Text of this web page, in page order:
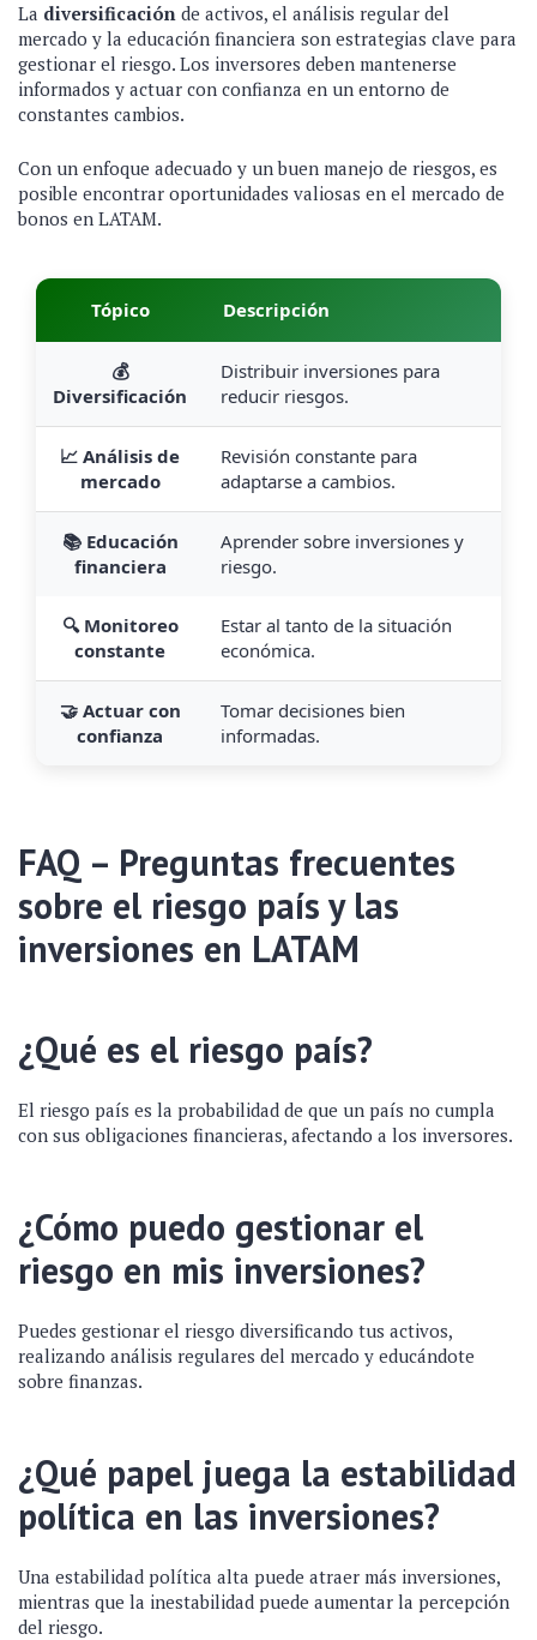
La diversificación de activos, el análisis regular del
mercado y la educación financiera son estrategias clave para
gestionar el riesgo. Los inversores deben mantenerse
informados y actuar con confianza en un entorno de
constantes cambios.
Con un enfoque adecuado y un buen manejo de riesgos, es
posible encontrar oportunidades valiosas en el mercado de
bonos en LATAM.
Tópico Descripción
💰
Diversificación
Distribuir inversiones para
reducir riesgos.
📈 Análisis de
mercado
Revisión constante para
adaptarse a cambios.
📚 Educación
financiera
Aprender sobre inversiones y
riesgo.
🔍 Monitoreo
constante
Estar al tanto de la situación
económica.
🤝 Actuar con
confianza
Tomar decisiones bien
informadas.
FAQ – Preguntas frecuentes
sobre el riesgo país y las
inversiones en LATAM
¿Qué es el riesgo país?
El riesgo país es la probabilidad de que un país no cumpla
con sus obligaciones financieras, afectando a los inversores.
¿Cómo puedo gestionar el
riesgo en mis inversiones?
Puedes gestionar el riesgo diversificando tus activos,
realizando análisis regulares del mercado y educándote
sobre finanzas.
¿Qué papel juega la estabilidad
política en las inversiones?
Una estabilidad política alta puede atraer más inversiones,
mientras que la inestabilidad puede aumentar la percepción
del riesgo.